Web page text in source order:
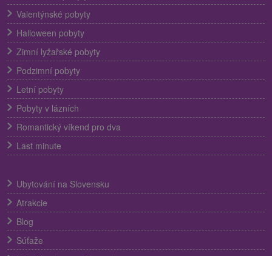
Valentýnské pobyty
Halloween pobyty
Zimní lyžařské pobyty
Podzimní pobyty
Letní pobyty
Pobyty v lázních
Romantický víkend pro dva
Last minute
Ubytování na Slovensku
Atrakcie
Blog
Súťaže